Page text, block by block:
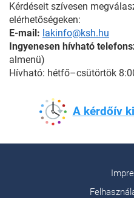
Kérdéseit szívesen
elérhetőségeken:
E-mail: lakinfo@ksh.hu
Ingyenesen hívható
almenü)
Hívható: hétfő–csütörtök
A kérdőív